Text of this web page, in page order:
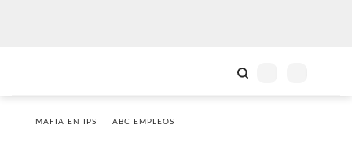
MAFIA EN IPS ABC EMPLEOS